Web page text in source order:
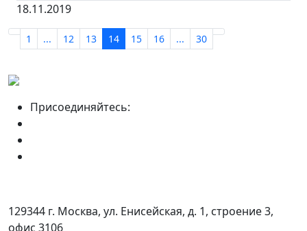
18.11.2019
1 ... 12 13 14 15 16 ... 30
Присоединяйтесь:
129344 г. Москва, ул. Енисейская, д. 1, строение 3,
офис 3106